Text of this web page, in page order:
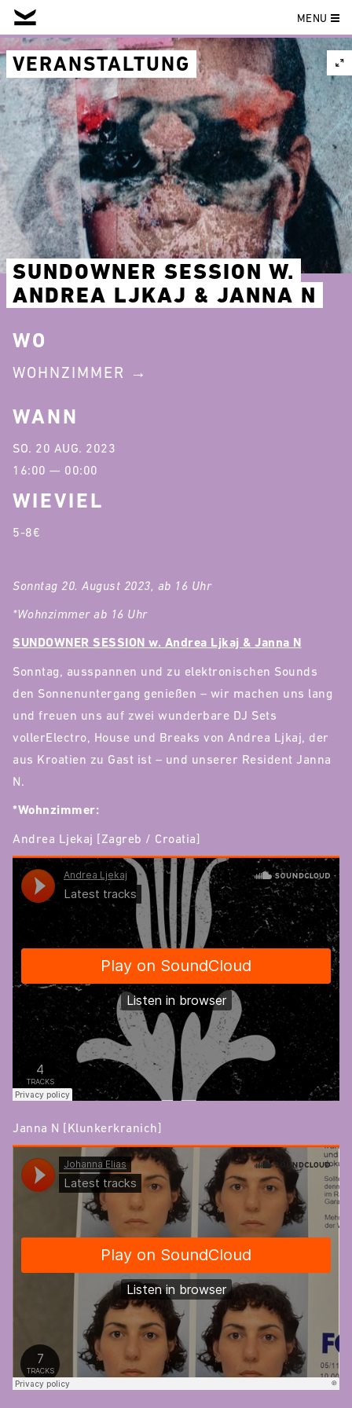
Skip
to
content
MENU
VERANSTALTUNG
SUNDOWNER SESSION W.
ANDREA LJKAJ & JANNA N
Sonntag 20. August 2023, ab 16 Uhr
*Wohnzimmer ab 16 Uhr
SUNDOWNER SESSION w. Andrea Ljkaj & Janna N
Sonntag, ausspannen und zu elektronischen Sounds
den Sonnenuntergang genießen – wir machen uns lang
und freuen uns auf zwei wunderbare DJ Sets
vollerElectro, House und Breaks von Andrea Ljkaj, der
aus Kroatien zu Gast ist – und unserer Resident Janna
N.
*Wohnzimmer:
Andrea Ljekaj [Zagreb / Croatia]
Janna N [Klunkerkranich]
WO
WOHNZIMMER
WANN
SO. 20 AUG. 2023
16:00 — 00:00
WIEVIEL
5-8€